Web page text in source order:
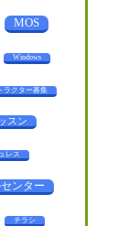
MOS
Windows
ラクター募集
スン
レス
ンター
チラシ